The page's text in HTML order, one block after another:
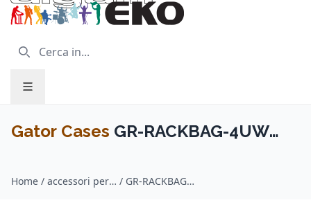
Gator Cases GR-RACKBAG-4UW
Home / accessori per studio di registrazione / Gator Cases / GR-RACKBAG-4UW Borsa rack leggera 4U con ruote